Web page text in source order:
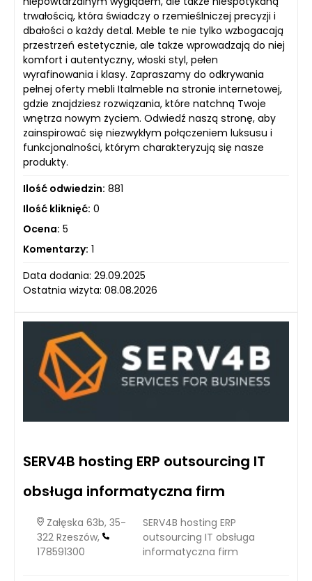
trwałością, która świadczy o rzemieślniczej precyzji i
dbałości o każdy detal. Meble te nie tylko wzbogacają
przestrzeń estetycznie, ale także wprowadzają do niej
komfort i autentyczny, włoski styl, pełen
wyrafinowania i klasy. Zapraszamy do odkrywania
pełnej oferty mebli Italmeble na stronie internetowej,
gdzie znajdziesz rozwiązania, które natchną Twoje
wnętrza nowym życiem. Odwiedź naszą stronę, aby
zainspirować się niezwykłym połączeniem luksusu i
funkcjonalności, którym charakteryzują się nasze
produkty.
Ilość odwiedzin: 881
Ilość kliknięć: 0
Ocena: 5
Komentarzy: 1
Data dodania: 29.09.2025
Ostatnia wizyta: 08.08.2026
SERV4B hosting ERP outsourcing IT
obsługa informatyczna firm
Załęska 63b, 35-
322 Rzeszów,
178591300
SERV4B hosting ERP
outsourcing IT obsługa
informatyczna firm